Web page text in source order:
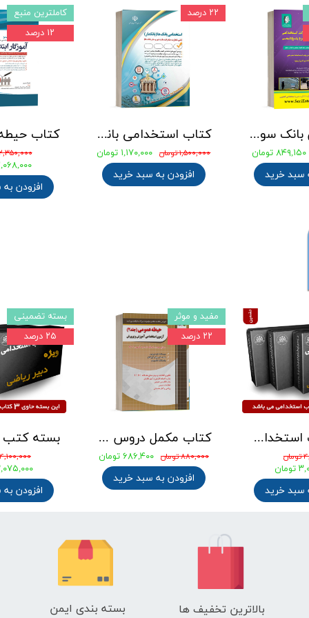
۲,۳۵۰,۰۰۰
۲,۰۶۸,۰۰۰
افزودن
کاملترین منبع
۱۲ درصد
کتاب استخدامی بانک های خصوصی و دولتی (بانکدار) 1404 انتشارات آراه
۱,۵۰۰,۰۰۰ تومان ۱,۱۷۰,۰۰۰ تومان
افزودن به سبد خرید
۲۲ درصد
جامع ترین بانک سوالات استخدامی مهندسی شیمی، پلیمر و پتروشیمی
۸۴۹,۱۵۰ تومان
سبد خرید
۴,۱۰۰,۰۰۰ تومان
۳,۰۷۵,۰۰۰
افزودن
بسته تضمینی
۲۵ درصد
کتاب مکمل دروس حیطه عمومی ویژه آزمون استخدامی آموزش و پرورش 1405 نشر چهارخونه
۸۸۰,۰۰۰ تومان ۶۸۶,۴۰۰ تومان
افزودن به سبد خرید
مفید و موثر
۲۲ درصد
بسته کتب استخدامی دبیری علوم تجربی - شیمی آزمون آموزش و پرورش 1405
سبد خرید
بالاترین تخفیف ها بسته بندی ایمن